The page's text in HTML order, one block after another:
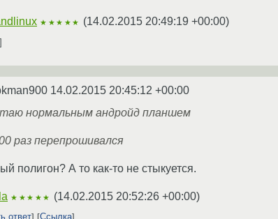
★★★★★ (14.02.2015 20:49:19 +00:00)
14.02.2015 20:45:12 +00:00
нормальным андройд планшем
раз перепрошивался
полигон? А то как-то не стыкуется.
★★★★★ (14.02.2015 20:52:26 +00:00)